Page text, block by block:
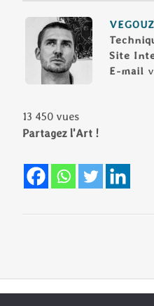
Site
E-mail
13 450 vues
Partagez l'Art !